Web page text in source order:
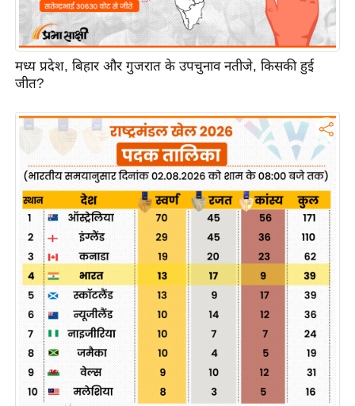
त
यं
ग
इं
या
हि
त्य
ज
त
ऑ
टो
र्ल्ड
न्यू
ज
ब्री
मध्य प्रदेश, बिहार और गुजरात के उपचुनाव नतीजे, किसकी हुई
जीत?